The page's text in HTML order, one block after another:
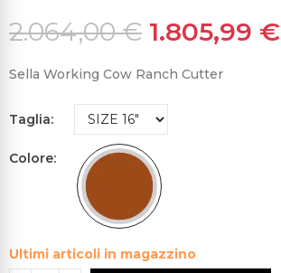
2.064,00 € 1.805,99 €
Sella Working Cow Ranch Cutter
Taglia
Colore
Ultimi articoli in magazzino